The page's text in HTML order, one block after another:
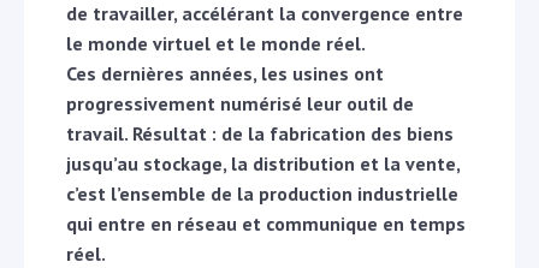
de travailler, accélérant la convergence entre
le monde virtuel et le monde réel.
Ces dernières années, les usines ont
progressivement numérisé leur outil de
travail. Résultat : de la fabrication des biens
jusqu’au stockage, la distribution et la vente,
c’est l’ensemble de la production industrielle
qui entre en réseau et communique en temps
réel.